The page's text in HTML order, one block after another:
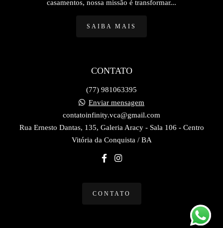
casamentos, nossa missão é transformar...
SAIBA MAIS
CONTATO
(77) 981063395
Enviar mensagem
contatoinfinity.vca@gmail.com
Rua Ernesto Dantas, 135, Galeria Aracy - Sala 106 - Centro
Vitória da Conquista / BA
CONTATO